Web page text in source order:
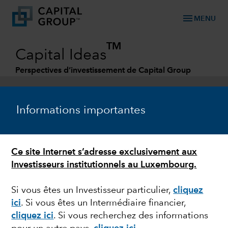
Informations importantes
Ce site Internet s’adresse exclusivement aux
Investisseurs institutionnels au Luxembourg.
Si vous êtes un Investisseur particulier,cliquez
ici. Si vous êtes un Intermédiaire financier,
cliquez ici. Si vous recherchez des informations
menu MENU
Capital Ideas
TM
Perspectives d’investissement de Capital Group
MARCHÉS ET ÉCONOMIE